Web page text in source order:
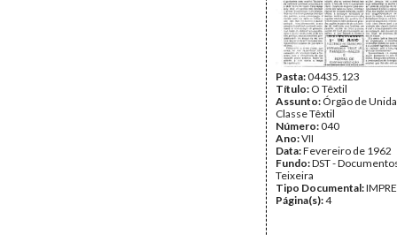
Pasta:04435.123
Título: O Têxtil
Assunto: Órgão de
Classe Têxtil
Número:040
Ano:VII
Data:Fevereiro de 1962
Fundo:DST -
Teixeira
Tipo Documental:
Página(s):4